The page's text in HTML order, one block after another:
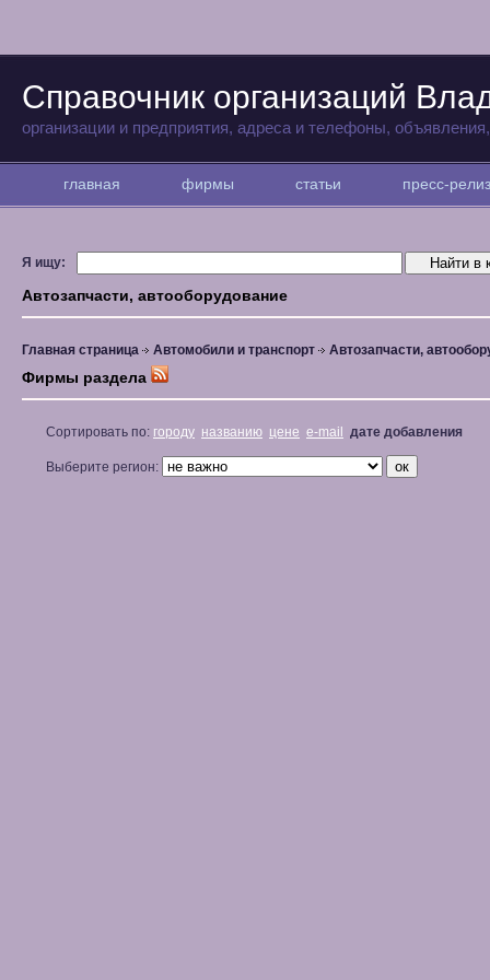
Справочник организаций
организации и предприятия, адреса и телефоны,
главная фирмы статьи пресс-
Я ищу:
Автозапчасти, автооборудование
Главная страница Автомобили и транспорт Автозапчасти,
Фирмы раздела
Сортировать по: городу названию цене e-mail дате добавления
Выберите регион: